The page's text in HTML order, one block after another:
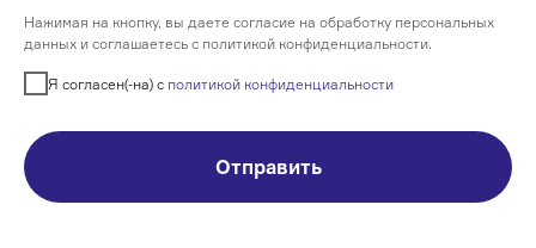
Нажимая на кнопку, вы даете согласие на обработку персональных
данных и соглашаетесь c политикой конфиденциальности.
Я согласен(-на) с политикой конфиденциальности
Отправить